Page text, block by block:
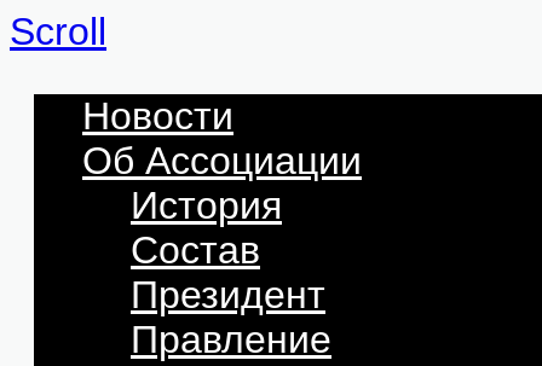
Scroll
Новости
Об Ассоциации
История
Состав
Президент
Правление